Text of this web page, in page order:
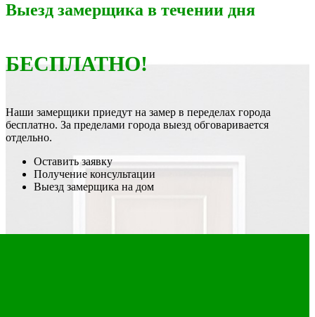
Выезд замерщика в течении дня
БЕСПЛАТНО!
Наши замерщики приедут на замер в переделах города
бесплатно. За пределами города выезд обговаривается
отдельно.
Оставить заявку
Получение консультации
Выезд замерщика на дом